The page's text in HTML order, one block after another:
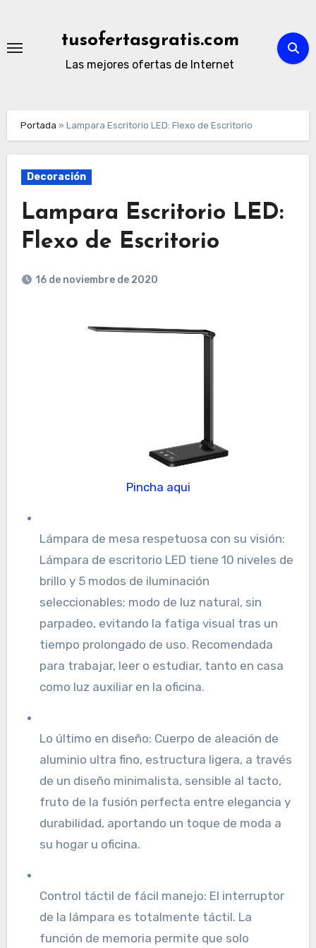
contenido
tusofertasgratis.com
Las mejores ofertas de Internet
Portada »Lampara Escritorio LED: Flexo de Escritorio
Decoración
Lampara Escritorio LED:
Flexo de Escritorio
16 de noviembre de 2020
Pincha aqui
Lámpara de mesa respetuosa con su visión:
Lámpara de escritorio LED tiene 10 niveles de
brillo y 5 modos de iluminación
seleccionables; modo de luz natural, sin
parpadeo, evitando la fatiga visual tras un
tiempo prolongado de uso. Recomendada
para trabajar, leer o estudiar, tanto en casa
como luz auxiliar en la oficina.
Lo último en diseño: Cuerpo de aleación de
aluminio ultra fino, estructura ligera, a través
de un diseño minimalista, sensible al tacto,
fruto de la fusión perfecta entre elegancia y
durabilidad, aportando un toque de moda a
su hogar u oficina.
Control táctil de fácil manejo: El interruptor
de la lámpara es totalmente táctil. La
función de memoria permite que solo